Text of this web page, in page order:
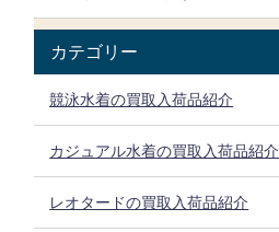
カテゴリー
競泳水着の買取入荷品紹介
カジュアル水着の買取入荷品紹介
レオタードの買取入荷品紹介